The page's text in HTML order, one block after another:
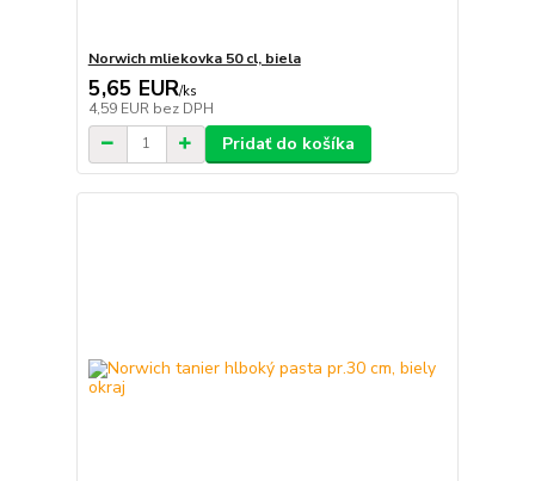
Norwich mliekovka 50 cl, biela
5,65 EUR/ks
4,59 EUR bez DPH
Pridať do košíka